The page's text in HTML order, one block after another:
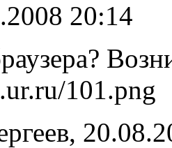
20:14
101.png